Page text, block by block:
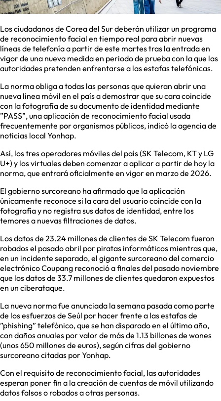
Los ciudadanos de Corea del Sur deberán utilizar un programa
de reconocimiento facial en tiempo real para abrir nuevas
líneas de telefonía a partir de este martes tras la entrada en
vigor de una nueva medida en periodo de prueba con la que las
autoridades pretenden enfrentarse a las estafas telefónicas.
La norma obliga a todas las personas que quieran abrir una
nueva línea móvil en el país a demostrar que su cara coincide
con la fotografía de su documento de identidad mediante
”PASS”, una aplicación de reconocimiento facial usada
frecuentemente por organismos públicos, indicó la agencia de
noticias local Yonhap.
Así, los tres operadores móviles del país (SK Telecom, KT y LG
U+) y los virtuales deben comenzar a aplicar a partir de hoy la
norma, que entrará oficialmente en vigor en marzo de 2026.
El gobierno surcoreano ha afirmado que la aplicación
únicamente reconoce si la cara del usuario coincide con la
fotografía y no registra sus datos de identidad, entre los
temores a nuevas filtraciones de datos.
Los datos de 23.24 millones de clientes de SK Telecom fueron
robados el pasado abril por piratas informáticos mientras que,
en un incidente separado, el gigante surcoreano del comercio
electrónico Coupang reconoció a finales del pasado noviembre
que los datos de 33.7 millones de clientes quedaron expuestos
en un ciberataque.
La nueva norma fue anunciada la semana pasada como parte
de los esfuerzos de Seúl por hacer frente a las estafas de
”phishing” telefónico, que se han disparado en el último año,
con daños anuales por valor de más de 1.13 billones de wones
(unos 650 millones de euros), según cifras del gobierno
surcoreano citadas por Yonhap.
Con el requisito de reconocimiento facial, las autoridades
esperan poner fin a la creación de cuentas de móvil utilizando
datos falsos o robados a otras personas.